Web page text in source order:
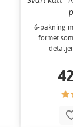
6-pakning
formet